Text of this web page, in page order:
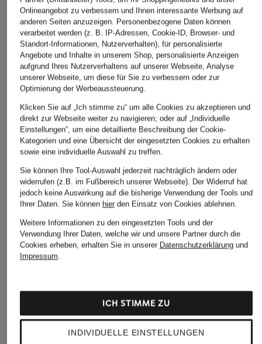
Ursprünglich:49,99 €
ÄHNLICHE ARTIKEL ENTDECKEN
Onlineangebot zu verbessern und Ihnen interessante Werbung auf
anderen Seiten anzuzeigen. Personenbezogene Daten können
verarbeitet werden (z. B. IP-Adressen, Cookie-ID, Browser- und
Standort-Informationen, Nutzerverhalten), für personalisierte
Angebote und Inhalte in unserem Shop, personalisierte Anzeigen
aufgrund Ihres Nutzerverhaltens auf unserer Webseite, Analyse
unserer Webseite, um diese für Sie zu verbessern oder zur
Optimierung der Werbeaussteuerung.
Klicken Sie auf „Ich stimme zu“ um alle Cookies zu akzeptieren und
direkt zur Webseite weiter zu navigieren; oder auf „Individuelle
Einstellungen“, um eine detaillierte Beschreibung der Cookie-
Kategorien und eine Übersicht der eingesetzten Cookies zu erhalten
sowie eine individuelle Auswahl zu treffen.
Sie können Ihre Tool-Auswahl jederzeit nachträglich ändern oder
widerrufen (z.B. im Fußbereich unserer Webseite). Der Widerruf hat
jedoch keine Auswirkung auf die bisherige Verwendung der Tools und
Ihrer Daten. Sie können hierden Einsatz von Cookies ablehnen.
Weitere Informationen zu den eingesetzten Tools und der
Verwendung Ihrer Daten, welche wir und unsere Partner durch die
Cookies erheben, erhalten Sie in unserer Datenschutzerklärungund
Impressum.
INDIVIDUELLE EINSTELLUNGEN
ICH STIMME ZU